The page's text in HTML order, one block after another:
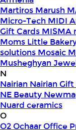
Martiros Marush
Micro-Tech MIDI
Gift Cards MISMA
Moms Little
solutions Mosaic
Musheghyan
N
Nairian Nairian Gift
NE Beauty
Nuard ceramics
O
O2OchaarOffice